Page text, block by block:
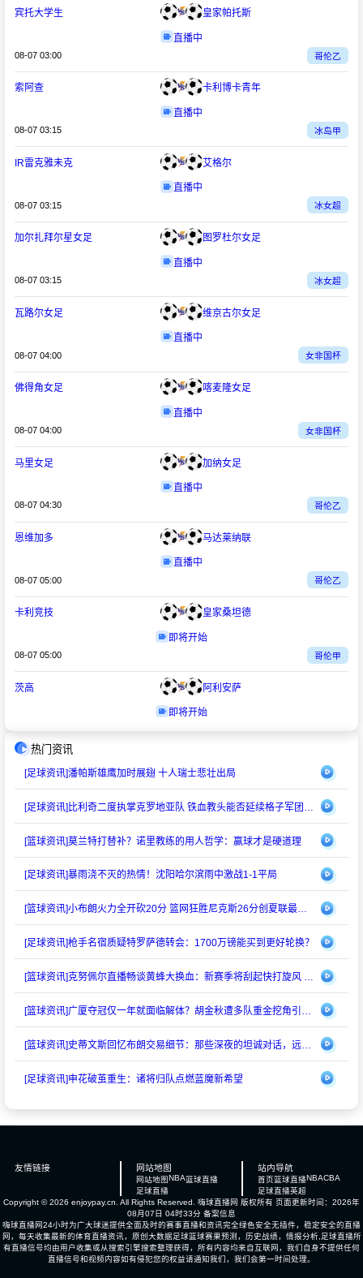
宾托大学生 皇家帕托斯
直播中
08-07 03:00 哥伦乙
索阿查 卡利博卡青年
直播中
08-07 03:15 冰岛甲
IR雷克雅未克 艾格尔
直播中
08-07 03:15 冰女超
加尔扎拜尔星女足 图罗杜尔女足
直播中
08-07 03:15 冰女超
瓦路尔女足 维京古尔女足
直播中
08-07 04:00 女非国杯
佛得角女足 喀麦隆女足
直播中
08-07 04:00 女非国杯
马里女足 加纳女足
直播中
08-07 04:30 哥伦乙
恩维加多 马达莱纳联
直播中
08-07 05:00 哥伦乙
卡利竞技 皇家桑坦德
即将开始
08-07 05:00 哥伦甲
茨高 阿利安萨
即将开始
热门资讯
[足球资讯]潘帕斯雄鹰加时展翅 十人瑞士悲壮出局
[足球资讯]
[篮球资讯]莫兰特打替补？诺里教练的用人哲学：赢球才是硬道理
[足球资讯]暴雨浇不灭的热情！沈阳哈尔滨雨中激战1-1平局
[篮球资讯] 小布朗火力全开砍20分 篮网狂胜尼克斯26分创夏联最大分差
[足球资讯]枪手名宿质疑特罗萨德转会：1700万镑能买到更好轮换？
[篮球资讯] 克努佩尔直播畅谈黄蜂大换血：新赛季将刮起快打旋风 射手群蓄势待发
[篮球资讯] 广厦夺冠仅一年就面临解体？胡金秋遭多队重金挖角引猜测
[篮球资讯] 史蒂文斯回忆布朗交易细节：那些深夜的坦诚对话，远比想象中复杂
[足球资讯]申花破茧重生：诸将归队点燃蓝魔新希望
友情链接 网站地图
网站地图 NBA篮球直播
足球直播
站内导航
首页篮球直播NBACBA
足球直播英超
Copyright © 2026 enjoypay.cn. All Rights Reserved. 嗨球直播网 版权所有 页面更新时间：2026年
08月07日 04时33分 备案信息
嗨球直播网24小时为广大球迷提供全面及时的赛事直播和资讯完全绿色安全无插件，稳定安全的直播
网，每天收集最新的体育直播资讯，原创大数据足球篮球赛果预测，历史战绩，情报分析,足球直播所
有直播信号均由用户收集或从搜索引擎搜索整理获得，所有内容均来自互联网，我们自身不提供任何
直播信号和视频内容如有侵犯您的权益请通知我们，我们会第一时间处理。